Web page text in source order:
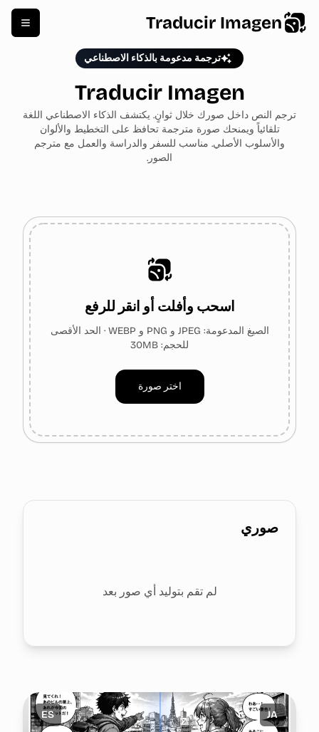
Traducir Imagen
Traducir Imagen
ترجمة مدعومة بالذكاء الاصطناعي
ترجم النص داخل صورك خلال ثوانٍ. يكتشف الذكاء الاصطناعي اللغة
تلقائياً ويمنحك صورة مترجمة تحافظ على التخطيط والألوان
والأسلوب الأصلي. مناسب للسفر والدراسة والعمل مع مترجم
الصور.
اسحب وأفلت أو انقر للرفع
الصيغ المدعومة: JPEG و PNG و WEBP · الحد الأقصى
للحجم: 30MB
اختر صورة
صوري
لم تقم بتوليد أي صور بعد
ES JA